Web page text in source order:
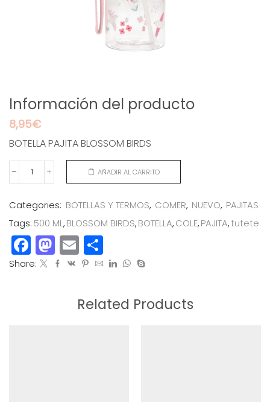
Información del producto
8,95€
BOTELLA PAJITA BLOSSOM BIRDS
BOTELLA
BLOSSOM
BIRDS
cantidad
AÑADIR AL CARRITO
Categories: BOTELLAS Y TERMOS, COMER, NUEVO, PAJITAS
Tags: 500 ML,BLOSSOM BIRDS,BOTELLA,COLE,PAJITA,tutete
Facebook
Mastodon
Email
Share:
Related Products